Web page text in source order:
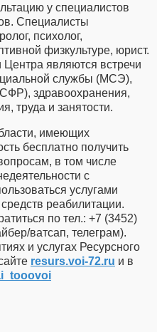
у специалистов
Специалисты
психолог,
физкультуре, юрист.
являются встречи
службы (МСЭ),
здравоохранения,
труда и занятости.
имеющих
бесплатно получить
в том числе
с
услугами
реабилитации.
по тел.: +7 (3452)
ватсап, телеграм).
и услугах Ресурсного
resurs.voi-72.ru и в